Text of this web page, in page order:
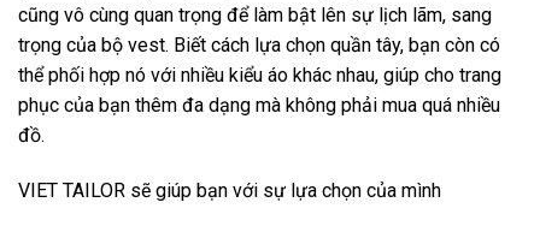
cũng vô cùng quan trọng để làm bật lên sự lịch lãm, sang
trọng của bộ vest. Biết cách lựa chọn quần tây, bạn còn có
thể phối hợp nó với nhiều kiểu áo khác nhau, giúp cho trang
phục của bạn thêm đa dạng mà không phải mua quá nhiều
đồ.
VIET TAILOR sẽ giúp bạn với sự lựa chọn của mình